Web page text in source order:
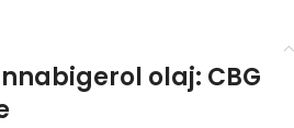
olaj: CBG